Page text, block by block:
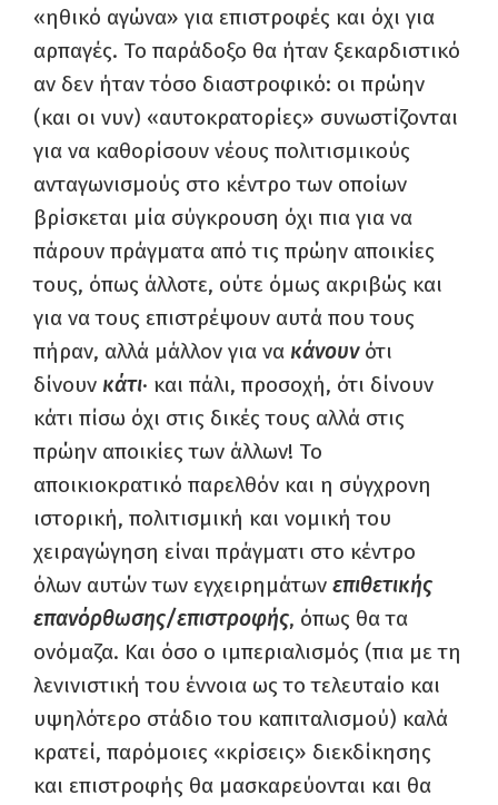
«ηθικό αγώνα» για επιστροφές και όχι για
αρπαγές. Το παράδοξο θα ήταν ξεκαρδιστικό
αν δεν ήταν τόσο διαστροφικό: οι πρώην
(και οι νυν) «αυτοκρατορίες» συνωστίζονται
για να καθορίσουν νέους πολιτισμικούς
ανταγωνισμούς στο κέντρο των οποίων
βρίσκεται μία σύγκρουση όχι πια για να
πάρουν πράγματα από τις πρώην αποικίες
τους, όπως άλλοτε, ούτε όμως ακριβώς και
για να τους επιστρέψουν αυτά που τους
πήραν, αλλά μάλλον για να κάνουνότι
δίνουν κάτι· και πάλι, προσοχή, ότι δίνουν
κάτι πίσω όχι στις δικές τους αλλά στις
πρώην αποικίες των άλλων! Το
αποικιοκρατικό παρελθόν και η σύγχρονη
ιστορική, πολιτισμική και νομική του
χειραγώγηση είναι πράγματι στο κέντρο
όλων αυτών των εγχειρημάτων επιθετικής
επανόρθωσης/επιστροφής, όπως θα τα
ονόμαζα. Και όσο ο ιμπεριαλισμός (πια με τη
λενινιστική του έννοια ως το τελευταίο και
υψηλότερο στάδιο του καπιταλισμού) καλά
κρατεί, παρόμοιες «κρίσεις» διεκδίκησης
και επιστροφής θα μασκαρεύονται και θα